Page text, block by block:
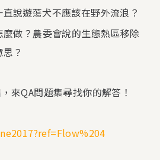
說遊蕩犬不應該在野外流浪？
做？農委會說的生態熱區移除
？
來QA問題集尋找你的解答！